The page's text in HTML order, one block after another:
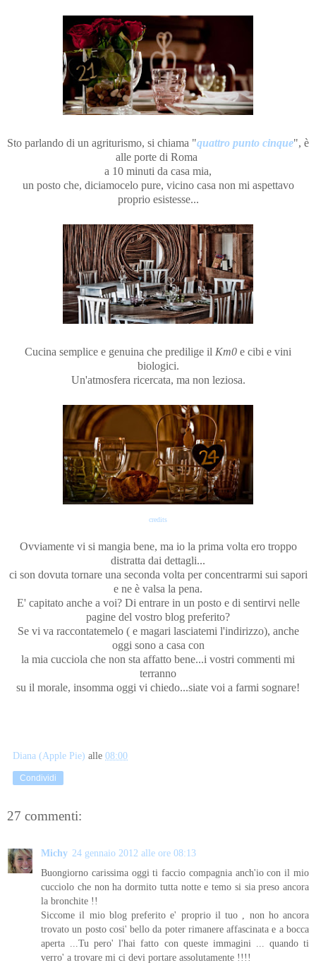
Sto parlando di un agriturismo, si chiama "quattro punto cinque", è
alle porte di Roma
a 10 minuti da casa mia,
un posto che, diciamocelo pure, vicino casa non mi aspettavo
proprio esistesse...
Cucina semplice e genuina che predilige il Km0 e cibi e vini
biologici.
Un'atmosfera ricercata, ma non leziosa.
credits
Ovviamente vi si mangia bene, ma io la prima volta ero troppo
distratta dai dettagli...
ci son dovuta tornare una seconda volta per concentrarmi sui sapori
e ne è valsa la pena.
E' capitato anche a voi? Di entrare in un posto e di sentirvi nelle
pagine del vostro blog preferito?
Se vi va raccontatemelo ( e magari lasciatemi l'indirizzo), anche
oggi sono a casa con
la mia cucciola che non sta affatto bene...i vostri commenti mi
terranno
su il morale, insomma oggi vi chiedo...siate voi a farmi sognare!
Diana (Apple Pie) alle 08:00
Condividi
27 commenti:
Michy 24 gennaio 2012 alle ore 08:13
Buongiorno carissima oggi ti faccio compagnia anch'io con il mio
cucciolo che non ha dormito tutta notte e temo si sia preso ancora
la bronchite !!
Siccome il mio blog preferito e' proprio il tuo , non ho ancora
trovato un posto cosi' bello da poter rimanere affascinata e a bocca
aperta ...Tu pero' l'hai fatto con queste immagini ... quando ti
verro' a trovare mi ci devi portare assolutamente !!!!